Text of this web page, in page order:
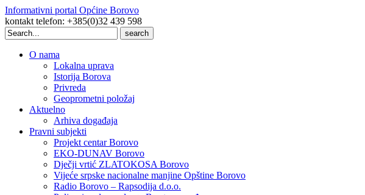
Informativni portal Općine Borovo
kontakt telefon: +385(0)32 439 598
Search
for:
O nama
Lokalna uprava
Istorija Borova
Privreda
Geoprometni položaj
Aktuelno
Arhiva događaja
Pravni subjekti
Projekt centar Borovo
EKO-DUNAV Borovo
Dječji vrtić ZLATOKOSA Borovo
Vijeće srpske nacionalne manjine Opštine Borovo
Radio Borovo – Rapsodija d.o.o.